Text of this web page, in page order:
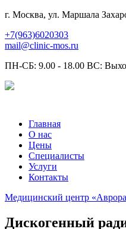
г. Москва, ул. Маршала
+7(963)6020303
mail@clinic-mos.ru
ПН-СБ: 9.00 - 18.00 ВС:
Главная
О нас
Цены
Специалисты
Услуги
Контакты
Медицинский центр
Дискогенный